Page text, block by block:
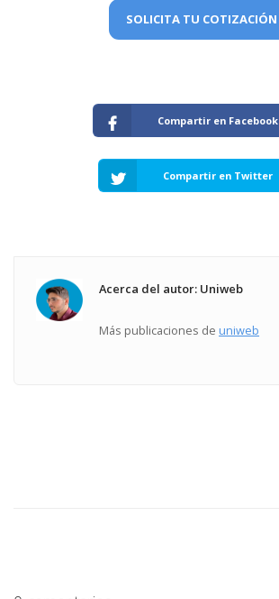
SOLICITA TU COTIZACIÓN
Compartir en Facebook
Compartir en Twitter
Acerca del autor: Uniweb
Más publicaciones de uniweb